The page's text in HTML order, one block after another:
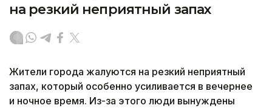
на резкий неприятный запах
Жители города жалуются на резкий неприятный
запах, который особенно усиливается в вечернее
и ночное время. Из-за этого люди вынуждены